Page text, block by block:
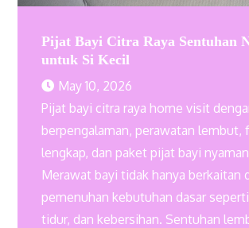
Pijat Bayi Citra Raya Sentuhan
untuk Si Kecil
May 10, 2026
Pijat bayi citra raya home visit
berpengalaman, perawatan lembut,
lengkap, dan paket pijat bayi
Merawat bayi tidak hanya berkaitan
pemenuhan kebutuhan dasar
tidur, dan kebersihan. Sentuhan